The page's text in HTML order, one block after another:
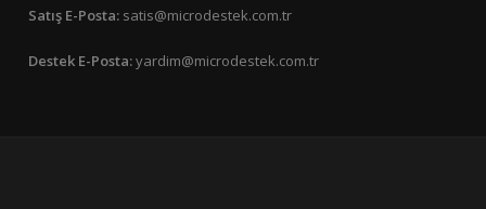
Satış E-Posta: satis@microdestek.com.tr
Destek E-Posta:yardim@microdestek.com.tr